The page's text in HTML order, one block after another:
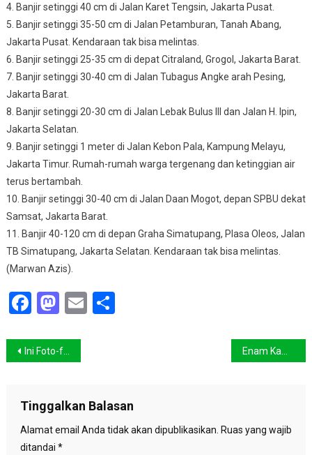
4. Banjir setinggi 40 cm di Jalan Karet Tengsin, Jakarta Pusat.
5. Banjir setinggi 35-50 cm di Jalan Petamburan, Tanah Abang,
Jakarta Pusat. Kendaraan tak bisa melintas.
6. Banjir setinggi 25-35 cm di depat Citraland, Grogol, Jakarta Barat.
7. Banjir setinggi 30-40 cm di Jalan Tubagus Angke arah Pesing,
Jakarta Barat.
8. Banjir setinggi 20-30 cm di Jalan Lebak Bulus III dan Jalan H. Ipin,
Jakarta Selatan.
9. Banjir setinggi 1 meter di Jalan Kebon Pala, Kampung Melayu,
Jakarta Timur. Rumah-rumah warga tergenang dan ketinggian air
terus bertambah.
10. Banjir setinggi 30-40 cm di Jalan Daan Mogot, depan SPBU dekat
Samsat, Jakarta Barat.
11. Banjir 40-120 cm di depan Graha Simatupang, Plasa Oleos, Jalan
TB Simatupang, Jakarta Selatan. Kendaraan tak bisa melintas.
(Marwan Azis).
Facebook
Mastodon
EmailShare
Navigasi
Ini Foto-foto Cuaca Ekstrim Yang Melanda Amerika Serikat
Tinggalkan Balasan
Alamat email Anda tidak akan dipublikasikan. Ruas yang wajib
ditandai *